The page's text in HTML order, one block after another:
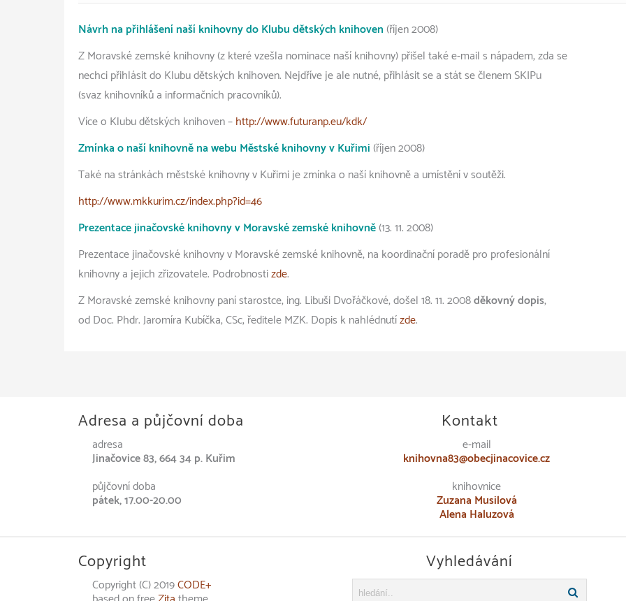
Návrh na přihlášení naší knihovny do Klubu dětských knihoven (říjen 2008)
Z Moravské zemské knihovny (z které vzešla nominace naší knihovny) přišel také e-mail s nápadem, zda se
nechci přihlásit do Klubu dětských knihoven. Nejdříve je ale nutné, přihlásit se a stát se členem SKIPu
(svaz knihovníků a informačních pracovníků).
Více o Klubu dětských knihoven –http://www.futuranp.eu/kdk/
Zmínka o naší knihovně na webu Městské knihovny v Kuřimi (říjen 2008)
Také na stránkách městské knihovny v Kuřimi je zmínka o naší knihovně a umístění v soutěži.
http://www.mkkurim.cz/index.php?id=46
Prezentace jinačovské knihovny v Moravské zemské knihovně(13. 11. 2008)
Prezentace jinačovské knihovny v Moravské zemské knihovně, na koordinační poradě pro profesionální
knihovny a jejich zřizovatele. Podrobnostizde.
Z Moravské zemské knihovny paní starostce, ing. Libuši Dvořáčkové, došel 18. 11. 2008děkovný dopis,
od Doc. Phdr. Jaromíra Kubíčka, CSc, ředitele MZK. Dopis k nahlédnutízde.
Adresa a půjčovní doba
adresa
Jinačovice 83, 664 34 p. Kuřim
půjčovní doba
pátek, 17.00-20.00
Kontakt
e-mail
knihovna83@obecjinacovice.cz
knihovnice
Zuzana Musilová
Alena Haluzová
Copyright
Copyright (C) 2019CODE+
Vyhledávání